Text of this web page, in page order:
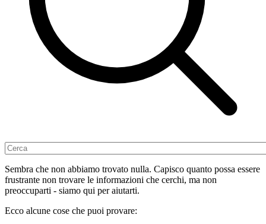
Sembra che non abbiamo trovato nulla. Capisco quanto possa essere
frustrante non trovare le informazioni che cerchi, ma non
preoccuparti - siamo qui per aiutarti.
Ecco alcune cose che puoi provare: